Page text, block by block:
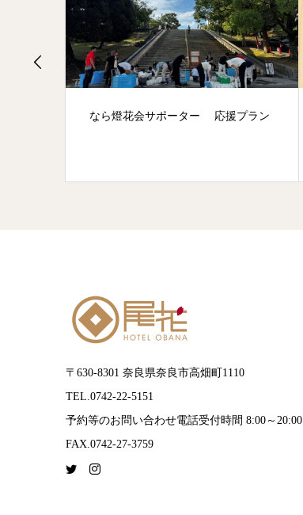
なら燈花会サポーター 応援プラン
〒630-8301 奈良県奈良市高畑町1110
TEL.0742-22-5151
予約等のお問い合わせ電話受付時間 8:00～20:00
FAX.0742-27-3759